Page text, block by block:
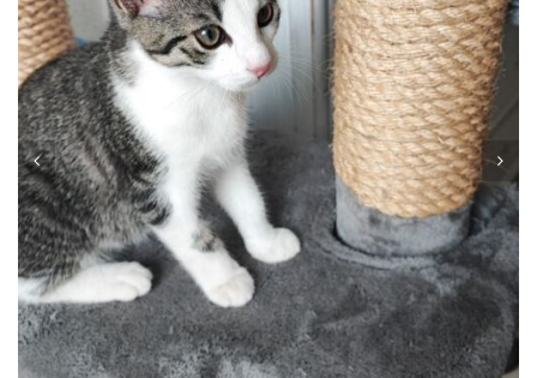
OSKAR
Vermittelt